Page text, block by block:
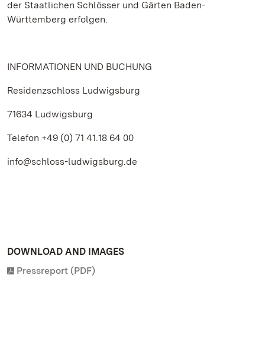
der Staatlichen Schlösser und Gärten Baden-
Württemberg erfolgen.
INFORMATIONEN UND BUCHUNG
Residenzschloss Ludwigsburg
71634 Ludwigsburg
Telefon +49 (0) 71 41.18 64 00
info@schloss-ludwigsburg.de
DOWNLOAD AND IMAGES
Pressreport (PDF)